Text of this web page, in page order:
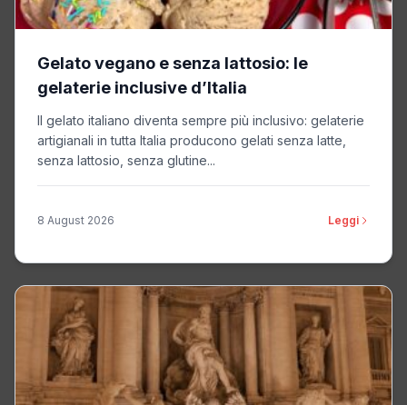
Gelato vegano e senza lattosio: le
gelaterie inclusive d’Italia
Il gelato italiano diventa sempre più inclusivo: gelaterie
artigianali in tutta Italia producono gelati senza latte,
senza lattosio, senza glutine...
8 August 2026 Leggi